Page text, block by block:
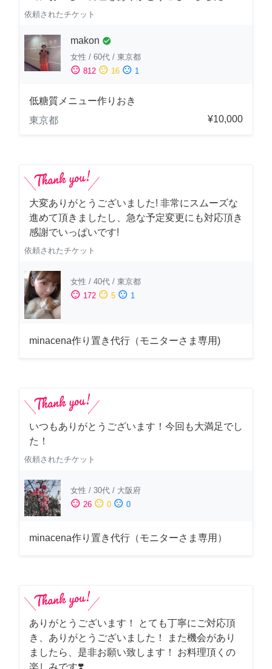
依頼されたチケット
makon check_circle
女性 / 60代 / 東京都
sentiment_satisfied 812 sentiment_neutral 16 sentiment_dissatisfied 1
低糖質メニュー作りおき
東京都
¥10,000
大変ありがとうございました! 非常にスムーズな
進めて頂きましたし、急な予定変更にも対応頂き
感謝でいっぱいです!
依頼されたチケット
女性 / 40代 / 東京都
sentiment_satisfied 172 sentiment_neutral 5 sentiment_dissatisfied 1
minacena作り置き代行（モニターさま専用)
いつもありがとうございます！今回も大満足でし
た！
依頼されたチケット
女性 / 30代 / 大阪府
sentiment_satisfied 26 sentiment_neutral 0 sentiment_dissatisfied 0
minacena作り置き代行（モニターさま専用）
ありがとうございます！ とても丁寧にご対応頂
き、ありがとうございました！ また機会があり
ましたら、是非お願い致します！ お料理頂くの
楽しみです❣️